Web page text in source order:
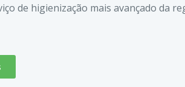
de higienização mais avançado da